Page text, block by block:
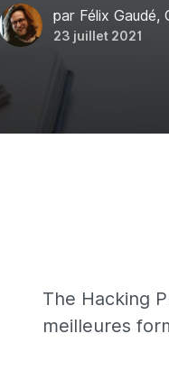
par Félix Gaudé,
23 juillet 2021
The Hacking
meilleures